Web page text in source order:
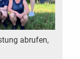
abrufen,